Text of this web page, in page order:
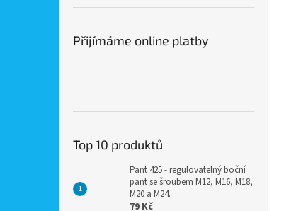
Přijímáme online platby
Top 10 produktů
Pant 425 - regulovatelný boční
pant se šroubem M12, M16, M18,
M20 a M24.
79 Kč